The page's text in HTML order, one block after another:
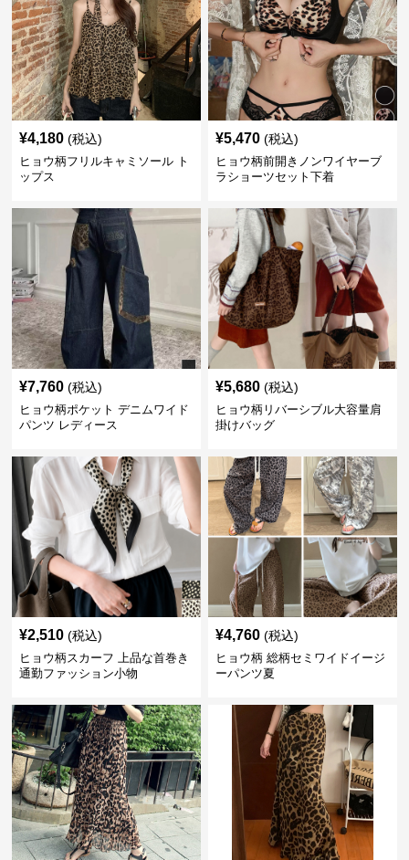
¥4,180 (税込)
ヒョウ柄フリルキャミソール ト
ップス
¥5,470 (税込)
ヒョウ柄前開きノンワイヤーブ
ラショーツセット下着
¥7,760 (税込)
ヒョウ柄ポケット デニムワイド
パンツ レディース
¥5,680 (税込)
ヒョウ柄リバーシブル大容量肩
掛けバッグ
¥2,510 (税込)
ヒョウ柄スカーフ 上品な首巻き
通勤ファッション小物
¥4,760 (税込)
ヒョウ柄 総柄セミワイドイージ
ーパンツ夏